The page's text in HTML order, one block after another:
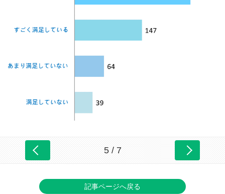
5 / 7
記事ページへ戻る